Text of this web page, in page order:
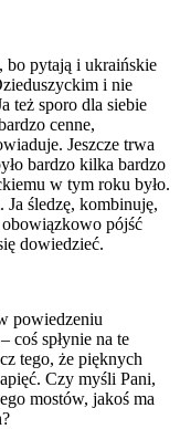
bo pytają i ukraińskie
i nie
też sporo dla siebie
cenne,
Jeszcze trwa
bardzo kilka bardzo
w tym roku było.
Ja śledzę, kombinuję,
obowiązkowo pójść
dowiedzieć.
powiedzeniu
coś spłynie na te
tego, że pięknych
Czy myśli Pani,
mostów, jakoś ma